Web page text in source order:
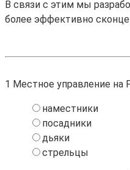
В связи с этим мы
более эффективно
1 Местное управление на
наместники
посадники
дьяки
стрельцы